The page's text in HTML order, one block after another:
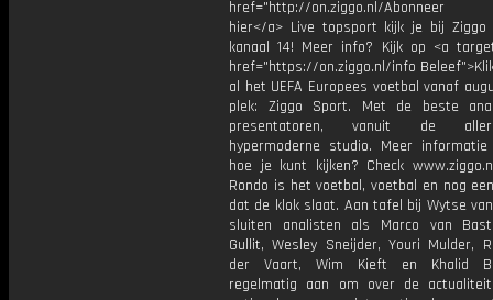
href="http://on.ziggo.nl/
hier</a> Live topsport kijk je bij
kanaal 14! Meer info? Kijk op <a
href="https://on.ziggo.nl/info
al het UEFA Europees voetbal vanaf
plek: Ziggo Sport. Met de beste
presentatoren, vanuit de
hypermoderne studio. Meer
hoe je kunt kijken? Check
Rondo is het voetbal, voetbal en nog
dat de klok slaat. Aan tafel bij Wytse
sluiten analisten als Marco van
Gullit, Wesley Sneijder, Youri Mulder,
der Vaart, Wim Kieft en Khalid
regelmatig aan om over de